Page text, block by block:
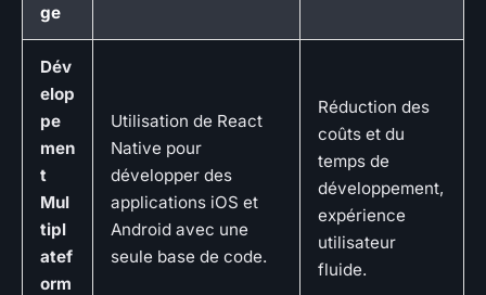
ge
Dév
elop
pe
men
t
Mul
tipl
atef
orm
Utilisation de React
Native pour
développer des
applications iOS et
Android avec une
seule base de code.
Réduction des
coûts et du
temps de
développement,
expérience
utilisateur
fluide.